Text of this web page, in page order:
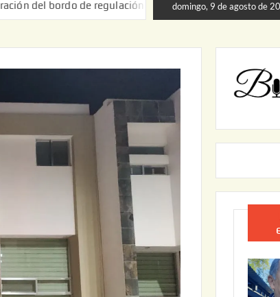
de regulación en el Ejido de Puerta de Palmillas
domingo, 9 de agosto de